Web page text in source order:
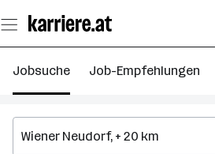
Seiteninhalt
springen
Jobsuche Job-Empfehlungen